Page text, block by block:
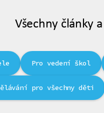
Všechny články
Pro vedení škol
pro všechny děti